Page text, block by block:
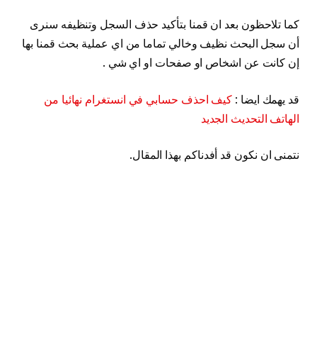
كما تلاحظون بعد ان قمنا بتأكيد حذف السجل وتنظيفه سنرى
أن سجل البحث نظيف وخالي تماما من اي عملية بحث قمنا بها
إن كانت عن اشخاص او صفحات او اي شي .
قد يهمك ايضا : كيف احذف حسابي في انستغرام نهائيا من
الهاتف التحديث الجديد
نتمنى ان نكون قد أفدناكم بهذا المقال.